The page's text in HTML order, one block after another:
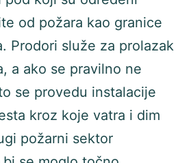
od požara kao granice
Prodori služe za prolazak
a ako se pravilno ne
se provedu instalacije
kroz koje vatra i dim
požarni sektor